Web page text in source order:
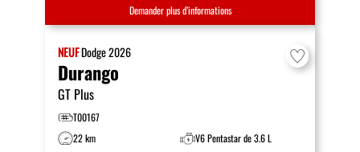
Demander plus d’informations
NEUFDodge2026
Durango
GT Plus
T00167
22 km
V6 Pentastar de 3.6 L